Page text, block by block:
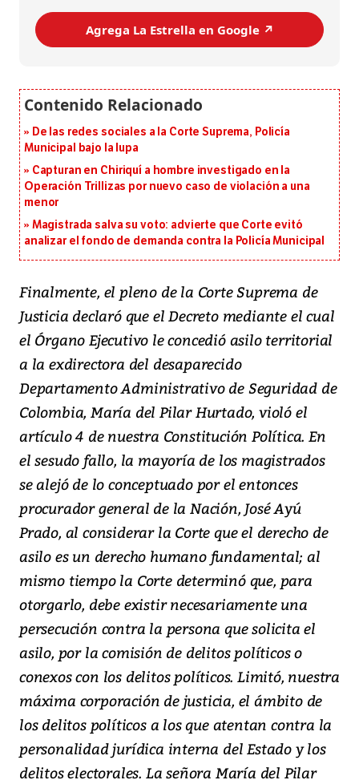
Agrega La Estrella en Google ↗️
De las redes sociales a la Corte Suprema, Policía
Municipal bajo la lupa
Capturan en Chiriquí a hombre investigado en la
Operación Trillizas por nuevo caso de violación a una
menor
Magistrada salva su voto: advierte que Corte evitó
analizar el fondo de demanda contra la Policía Municipal
Finalmente, el pleno de la Corte Suprema de
Justicia declaró que el Decreto mediante el cual
el Órgano Ejecutivo le concedió asilo territorial
a la exdirectora del desaparecido
Departamento Administrativo de Seguridad de
Colombia, María del Pilar Hurtado, violó el
artículo 4 de nuestra Constitución Política. En
el sesudo fallo, la mayoría de los magistrados
se alejó de lo conceptuado por el entonces
procurador general de la Nación, José Ayú
Prado, al considerar la Corte que el derecho de
asilo es un derecho humano fundamental; al
mismo tiempo la Corte determinó que, para
otorgarlo, debe existir necesariamente una
persecución contra la persona que solicita el
asilo, por la comisión de delitos políticos o
conexos con los delitos políticos. Limitó, nuestra
máxima corporación de justicia, el ámbito de
los delitos políticos a los que atentan contra la
personalidad jurídica interna del Estado y los
delitos electorales. La señora María del Pilar